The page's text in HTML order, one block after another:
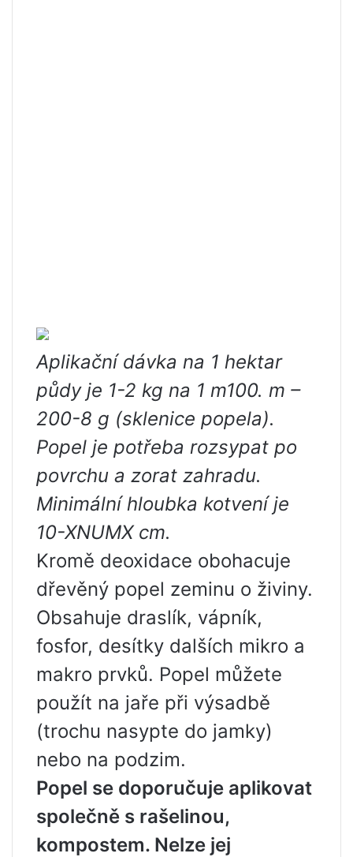
Aplikační dávka na 1 hektar
půdy je 1-2 kg na 1 m100. m –
200-8 g (sklenice popela).
Popel je potřeba rozsypat po
povrchu a zorat zahradu.
Minimální hloubka kotvení je
10-XNUMX cm.
Kromě deoxidace obohacuje
dřevěný popel zeminu o živiny.
Obsahuje draslík, vápník,
fosfor, desítky dalších mikro a
makro prvků. Popel můžete
použít na jaře při výsadbě
(trochu nasypte do jamky)
nebo na podzim.
Popel se doporučuje aplikovat
společně s rašelinou,
kompostem. Nelze jej